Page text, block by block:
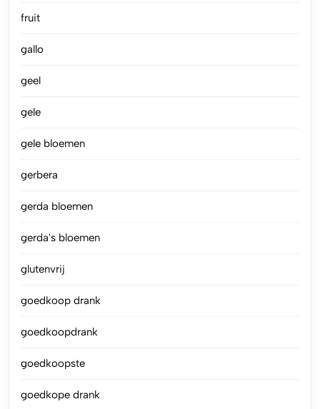
fruit
gallo
geel
gele
gele bloemen
gerbera
gerda bloemen
gerda's bloemen
glutenvrij
goedkoop drank
goedkoopdrank
goedkoopste
goedkope drank